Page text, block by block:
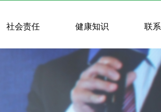
社会责任 健康知识 联